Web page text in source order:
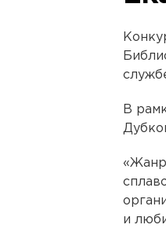
В
«Жанр
и